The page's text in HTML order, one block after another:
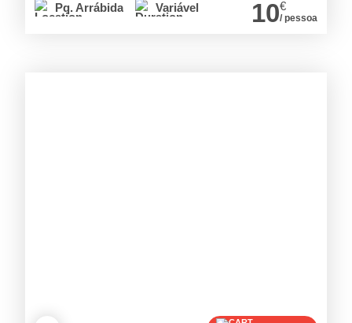
Pq. Arrábida Variável 10€
/ pessoa